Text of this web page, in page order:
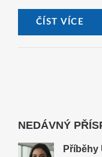
ČÍST VÍCE
NEDÁVNÝ
Příběhy